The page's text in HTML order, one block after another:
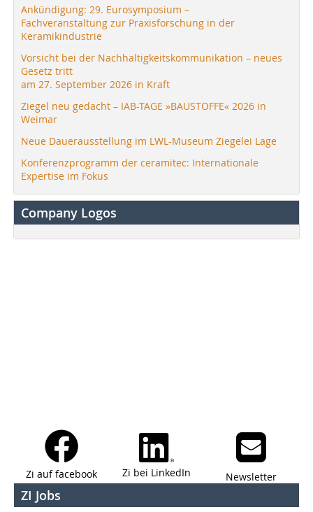
Ankündigung: 29. Eurosymposium –
Fachveranstaltung zur Praxisforschung in der
Keramikindustrie
Vorsicht bei der Nachhaltigkeitskommunikation – neues
Gesetz tritt
am 27. September 2026 in Kraft
Ziegel neu gedacht – IAB-TAGE »BAUSTOFFE« 2026 in
Weimar
Neue Dauerausstellung im LWL-Museum Ziegelei Lage
Konferenzprogramm der ceramitec: Internationale
Expertise im Fokus
Company Logos
Zi auf facebook Zi bei LinkedIn Newsletter
ZI Jobs